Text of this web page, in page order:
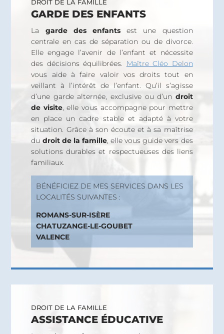
DROIT DE LA FAMILLE
GARDE DES ENFANTS
La garde des enfants est une question
centrale en cas de séparation ou de divorce.
Elle engage l’avenir de l’enfant et nécessite
des décisions équilibrées. Maître Cléo Delon
vous aide à faire valoir vos droits tout en
veillant à l’intérêt de l’enfant. Qu’il s’agisse
d’une garde alternée, exclusive ou d’un droit
de visite, elle vous accompagne pour mettre
en place un cadre stable et adapté à votre
situation. Grâce à son écoute et à sa maîtrise
du droit de la famille, elle vous guide vers des
solutions durables et respectueuses des liens
familiaux.
BÉNÉFICIEZ DE MES SERVICES DANS LES
LOCALITÉS SUIVANTES :
ROMANS-SUR-ISÈRE
CHATUZANGE-LE-GOUBET
VALENCE
DROIT DE LA FAMILLE
ASSISTANCE ÉDUCATIVE